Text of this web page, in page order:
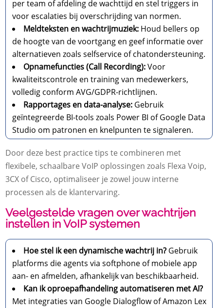
per team of afdeling de wachttijd en stel triggers in
voor escalaties bij overschrijding van normen.
Meldteksten en wachtrijmuziek: Houd bellers op
de hoogte van de voortgang en geef informatie over
alternatieven zoals selfservice of chatondersteuning.
Opnamefuncties (Call Recording):Voor
kwaliteitscontrole en training van medewerkers,
volledig conform AVG/GDPR-richtlijnen.
Rapportages en data-analyse: Gebruik
geïntegreerde BI-tools zoals Power BI of Google Data
Studio om patronen en knelpunten te signaleren.
Door deze best practice tips te combineren met
flexibele, schaalbare VoIP oplossingen zoals Flexa Voip,
3CX of Cisco, optimaliseer je zowel jouw interne
processen als de klantervaring.
Veelgestelde vragen over wachtrijen
instellen in VoIP systemen
Hoe stel ik een dynamische wachtrij in? Gebruik
platforms die agents via softphone of mobiele app
aan- en afmelden, afhankelijk van beschikbaarheid.
Kan ik oproepafhandeling automatiseren met AI?
Met integraties van Google Dialogflow of Amazon Lex